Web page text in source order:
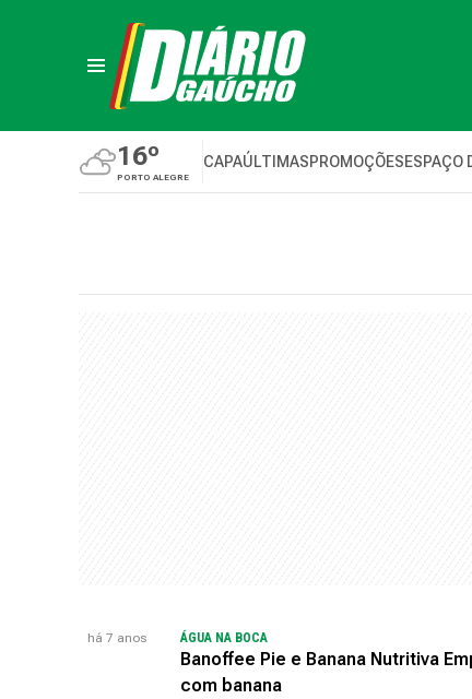
16º
PORTO ALEGRE
CAPAÚLTIMASPROMOÇÕESESPAÇO
há 7 anos ÁGUA NA BOCA
Banoffee Pie e Banana Nutritiva
com banana